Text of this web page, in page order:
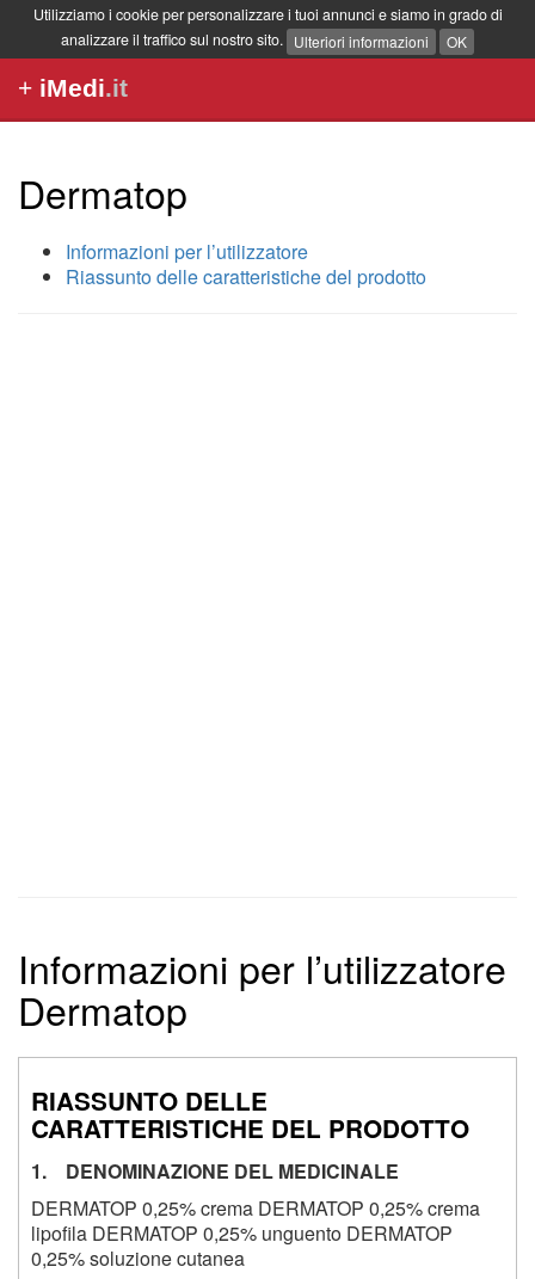
Utilizziamo i cookie per personalizzare i tuoi annunci e siamo in grado di
analizzare il traffico sul nostro sito. Ulteriori informazioni OK
+ iMedi.it
Dermatop
Informazioni per l’utilizzatore
Riassunto delle caratteristiche del prodotto
Informazioni per l’utilizzatore
Dermatop
RIASSUNTO DELLE
CARATTERISTICHE DEL PRODOTTO
1. DENOMINAZIONE DEL MEDICINALE
DERMATOP 0,25% crema DERMATOP 0,25% crema
lipofila DERMATOP 0,25% unguento DERMATOP
0,25% soluzione cutanea